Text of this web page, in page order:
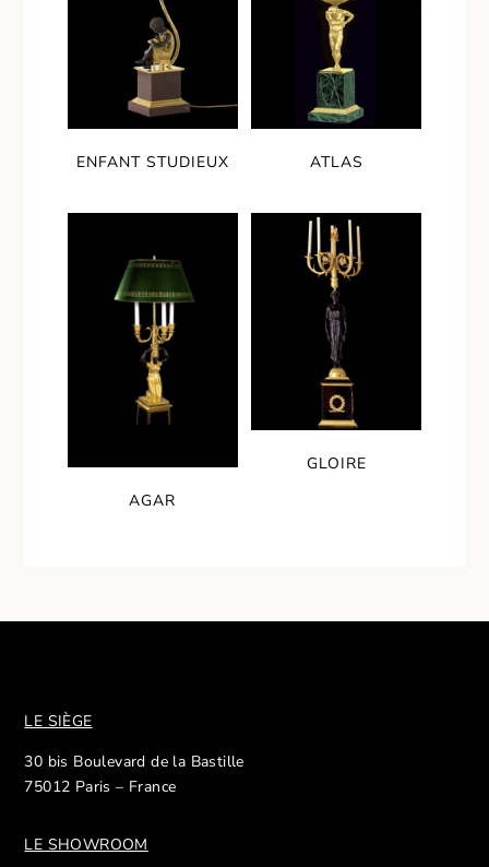
ENFANT STUDIEUX ATLAS
AGAR
GLOIRE
LE SIÈGE
30 bis Boulevard de la Bastille
75012 Paris – France
LE SHOWROOM